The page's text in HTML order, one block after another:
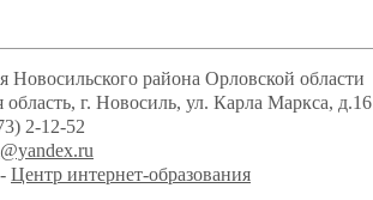
района Орловской области
г. Новосиль, ул. Карла Маркса, д.16
2-12-52
Центр интернет-образования